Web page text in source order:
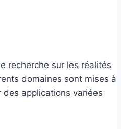
recherche sur les réalités
domaines sont mises à
applications variées